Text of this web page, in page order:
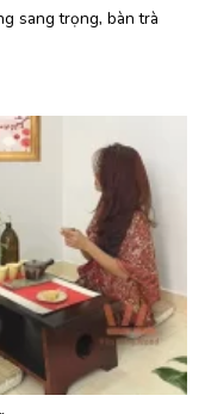
sang trọng, bàn trà